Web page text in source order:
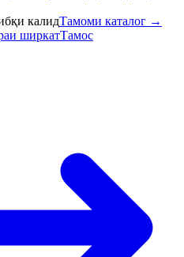
калидТамоми каталог →
ширкатТамос